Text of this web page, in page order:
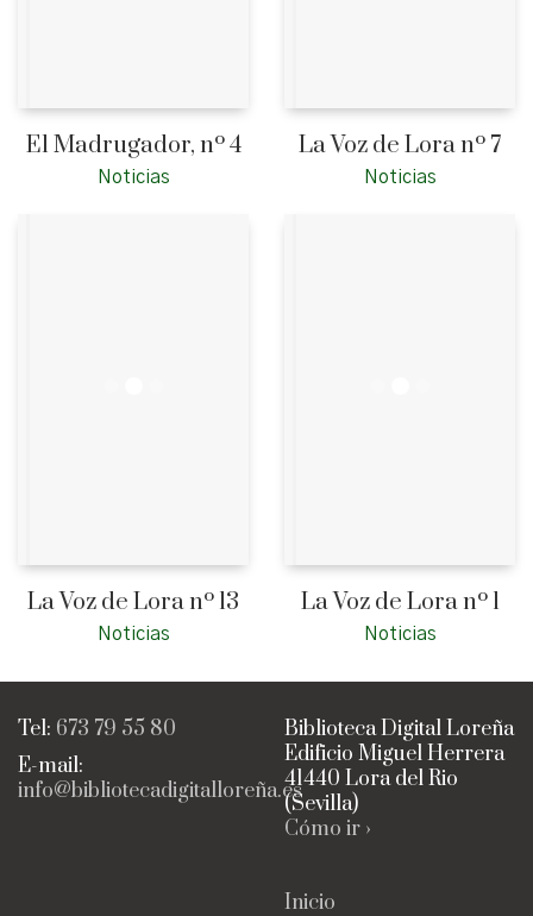
El Madrugador, nº 4
Noticias
La Voz de Lora nº 7
Noticias
La Voz de Lora nº 13
Noticias
La Voz de Lora nº 1
Noticias
Tel: 673 79 55 80
E-mail:
info@bibliotecadigitalloreña.es
Biblioteca Digital Loreña
Edificio Miguel Herrera
41440 Lora del Rio
(Sevilla)
Cómo ir ›
Inicio